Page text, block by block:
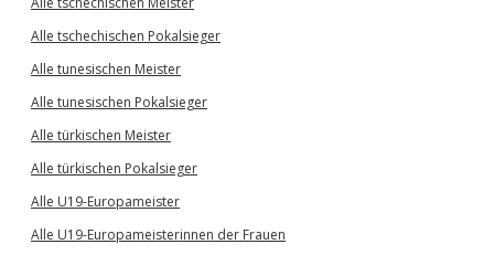
Alle tschechischen Pokalsieger
Alle tunesischen Meister
Alle tunesischen Pokalsieger
Alle türkischen Meister
Alle türkischen Pokalsieger
Alle U19-Europameister
Alle U19-Europameisterinnen der Frauen